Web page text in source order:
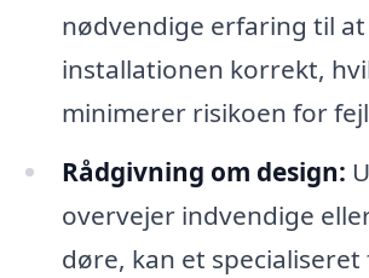
nødvendige erfaring til
installationen korrekt,
minimerer risikoen for
Rådgivning om design:
overvejer indvendige
døre, kan et